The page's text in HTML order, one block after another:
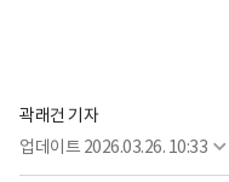
곽래건 기자
업데이트 2026.03.26. 10:33